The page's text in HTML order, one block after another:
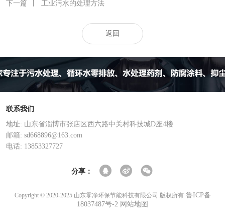
下一篇
工业污水的处理方法
返回
联系我们
地址: 山东省淄博市张店区西六路中关村科技城D座4楼
邮箱: sd668896@163.com
电话: 13853327727
分享：
Copyright © 2020-2025 山东零净环保节能科技有限公司 版权所有 鲁ICP备
18037487号-2 网站地图